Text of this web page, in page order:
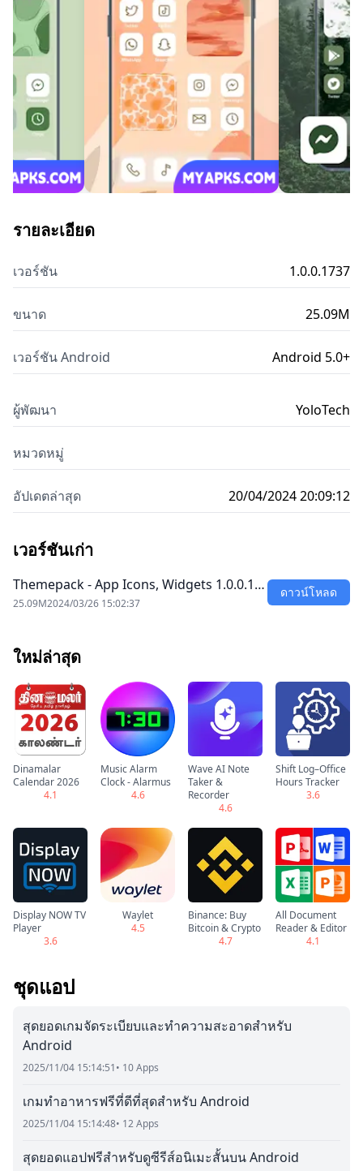
รายละเอียด
เวอร์ชัน 1.0.0.1737
ขนาด 25.09M
เวอร์ชัน Android Android 5.0+
ผู้พัฒนา YoloTech
หมวดหมู่
อัปเดตล่าสุด 20/04/2024 20:09:12
เวอร์ชันเก่า
Themepack - App Icons, Widgets 1.0.0.1…
25.09M2024/03/26 15:02:37
ดาวน์โหลด
ใหม่ล่าสุด
Dinamalar
Calendar 2026
4.1
Music Alarm
Clock - Alarmus
4.6
Wave AI Note
Taker &
Recorder
4.6
Shift Log–Office
Hours Tracker
3.6
Display NOW TV
Player
3.6
Waylet
4.5
Binance: Buy
Bitcoin & Crypto
4.7
All Document
Reader & Editor
4.1
ชุดแอป
สุดยอดเกมจัดระเบียบและทำความสะอาดสำหรับ
Android
2025/11/04 15:14:51• 10 Apps
เกมทำอาหารฟรีที่ดีที่สุดสำหรับ Android
2025/11/04 15:14:48• 12 Apps
สุดยอดแอปฟรีสำหรับดูซีรีส์อนิเมะสั้นบน Android